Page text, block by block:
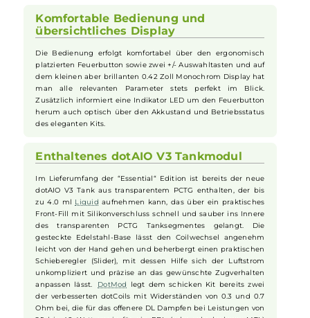
benachbarten Chipmodul sorgt für eine Top-Performance
und bietet umfangreiche Schutzschaltungen
dem eleganten Kit nicht nur die Standard Modi VW/Power
und Bypass, sondern bringt auch einen Curve Mode für die
Erstellung eigener Leistungskurven sowie einen Auto Mode
mit ins Spiel, bei dem sich die Ausgangsleistung
entsprechend des Coilwiderstandes in vier vorgegebenen
kommt ein Boost Feature, mit dem sich im VW Modus die
Komfortable Bedienung und
übersichtliches Display
platzierten Feuerbutton sowie zwei +/- Auswahltasten und auf
dem kleinen aber brillanten 0.42 Zoll Monochrom Display hat
man alle relevanten Parameter stets perfekt im Blick.
Zusätzlich informiert eine Indikator LED um den Feuerbutton
herum auch optisch über den Akkustand und Betriebsstatus
des eleganten Kits.